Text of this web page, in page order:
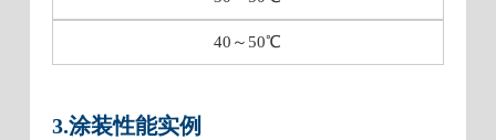
40～50℃
3.涂装性能实例